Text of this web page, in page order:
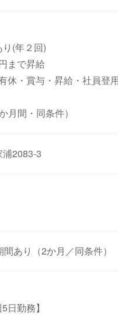
(年２回)
まで昇給
休・賞与・昇給・社員登
月間・同条件）
浦2083-3
あり（2か月／同条件）
日勤務】